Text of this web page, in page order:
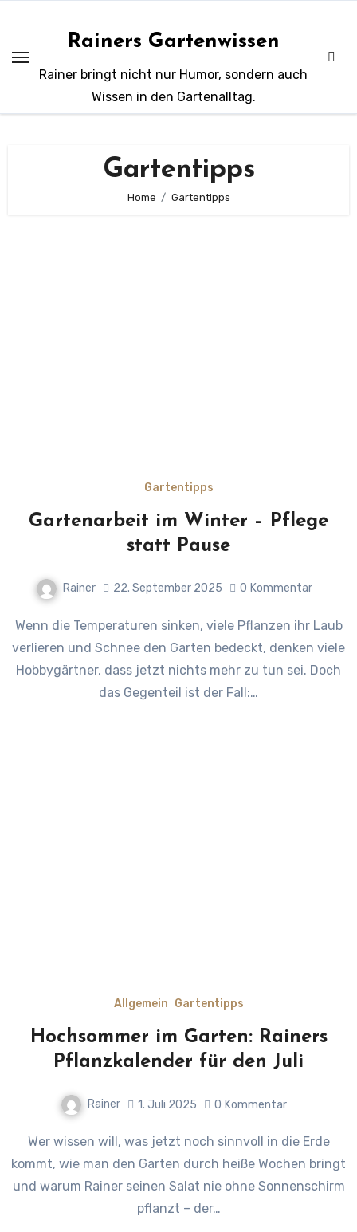
springen
Rainers Gartenwissen
Rainer bringt nicht nur Humor, sondern auch
Wissen in den Gartenalltag.
Gartentipps
Home Gartentipps
Gartentipps
Gartenarbeit im Winter – Pflege
statt Pause
Rainer 22. September 2025 0 Kommentar
Wenn die Temperaturen sinken, viele Pflanzen ihr Laub
verlieren und Schnee den Garten bedeckt, denken viele
Hobbygärtner, dass jetzt nichts mehr zu tun sei. Doch
das Gegenteil ist der Fall:…
Allgemein Gartentipps
Hochsommer im Garten: Rainers
Pflanzkalender für den Juli
Rainer 1. Juli 2025 0 Kommentar
Wer wissen will, was jetzt noch sinnvoll in die Erde
kommt, wie man den Garten durch heiße Wochen bringt
und warum Rainer seinen Salat nie ohne Sonnenschirm
pflanzt – der…